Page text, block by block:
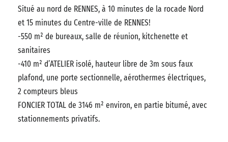
Situé au nord de RENNES, à 10 minutes de la rocade Nord
et 15 minutes du Centre-ville de RENNES!
-550 m² de bureaux, salle de réunion, kitchenette et
sanitaires
-410 m² d’ATELIER isolé, hauteur libre de 3m sous faux
plafond, une porte sectionnelle, aérothermes électriques,
2 compteurs bleus
FONCIER TOTAL de 3146 m² environ, en partie bitumé, avec
stationnements privatifs.